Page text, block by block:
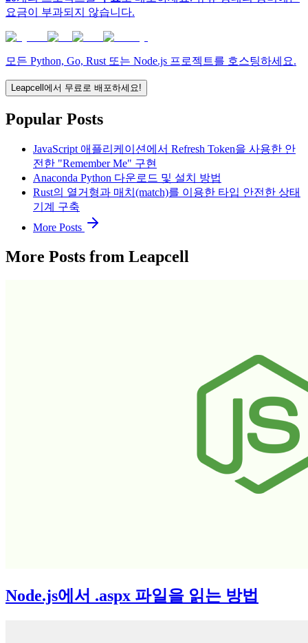
요금이 부과되지 않습니다.
모든 Python, Go, Rust 또는 Node.js 프로젝트를 호스팅하세요.
Leapcell에서 무료로 배포하세요!
Popular Posts
JavaScript 애플리케이션에서 Refresh Token을 사용한 안
전한 "Remember Me" 구현
Anaconda Python 다운로드 및 설치 방법
Rust의 열거형과 매치(match)를 이용한 타입 안전한 상태
기계 구축
More Posts
More Posts from Leapcell
Node.js에서 .aspx 파일을 읽는 방법